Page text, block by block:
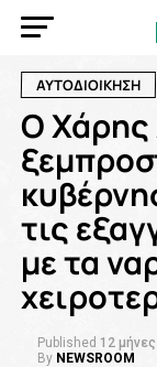
ΑΥΤΟΔΙΟΙΚΗΣΗ
Ο Χάρης
τις
με τα
Published 12
By NEWSROOM